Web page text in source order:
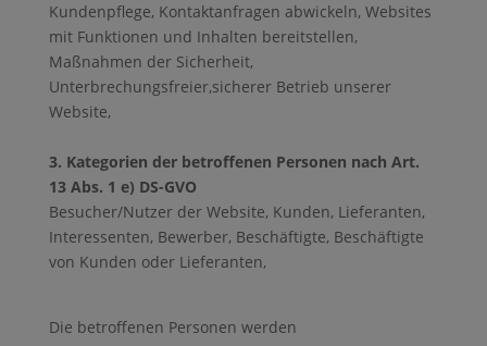
Kundenpflege, Kontaktanfragen abwickeln, Websites
mit Funktionen und Inhalten bereitstellen,
Maßnahmen der Sicherheit,
Unterbrechungsfreier,sicherer Betrieb unserer
Website,
3. Kategorien der betroffenen Personen nach Art.
13 Abs. 1 e) DS-GVO
Besucher/Nutzer der Website, Kunden, Lieferanten,
Interessenten, Bewerber, Beschäftigte, Beschäftigte
von Kunden oder Lieferanten,
Die betroffenen Personen werden